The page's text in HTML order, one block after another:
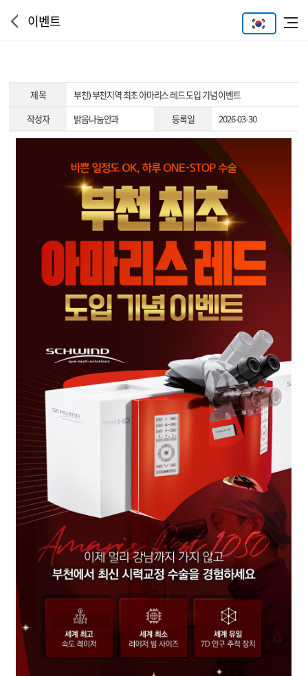
이벤트
제 목
부천) 부천지역 최초 아마리스 레드 도입 기념 이벤트
작성자
밝음나눔안과 등록일 2026-03-30